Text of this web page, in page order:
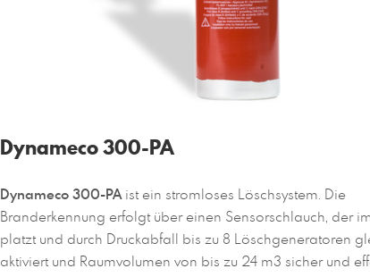
Dynameco 300-PA
Dynameco 300-PAist ein stromloses Löschsystem. Die
Branderkennung erfolgt über einen Sensorschlauch, der
platzt und durch Druckabfall bis zu 8 Löschgeneratoren
aktiviert und Raumvolumen von bis zu 24 m3 sicher und